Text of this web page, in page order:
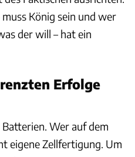
König sein und wer
der will – hat ein
Erfolge
Wer auf dem
eigene Zellfertigung. Um